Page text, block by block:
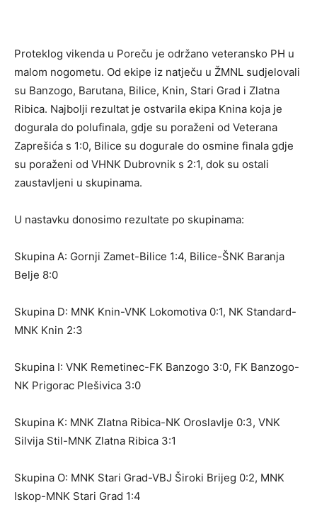
Proteklog vikenda u Poreču je održano veteransko PH u
malom nogometu. Od ekipe iz natječu u ŽMNL sudjelovali
su Banzogo, Barutana, Bilice, Knin, Stari Grad i Zlatna
Ribica. Najbolji rezultat je ostvarila ekipa Knina koja je
dogurala do polufinala, gdje su poraženi od Veterana
Zaprešića s 1:0, Bilice su dogurale do osmine finala gdje
su poraženi od VHNK Dubrovnik s 2:1, dok su ostali
zaustavljeni u skupinama.
U nastavku donosimo rezultate po skupinama:
Skupina A: Gornji Zamet-Bilice 1:4, Bilice-ŠNK Baranja
Belje 8:0
Skupina D: MNK Knin-VNK Lokomotiva 0:1, NK Standard-
MNK Knin 2:3
Skupina I: VNK Remetinec-FK Banzogo 3:0, FK Banzogo-
NK Prigorac Plešivica 3:0
Skupina K: MNK Zlatna Ribica-NK Oroslavlje 0:3, VNK
Silvija Stil-MNK Zlatna Ribica 3:1
Skupina O: MNK Stari Grad-VBJ Široki Brijeg 0:2, MNK
Iskop-MNK Stari Grad 1:4